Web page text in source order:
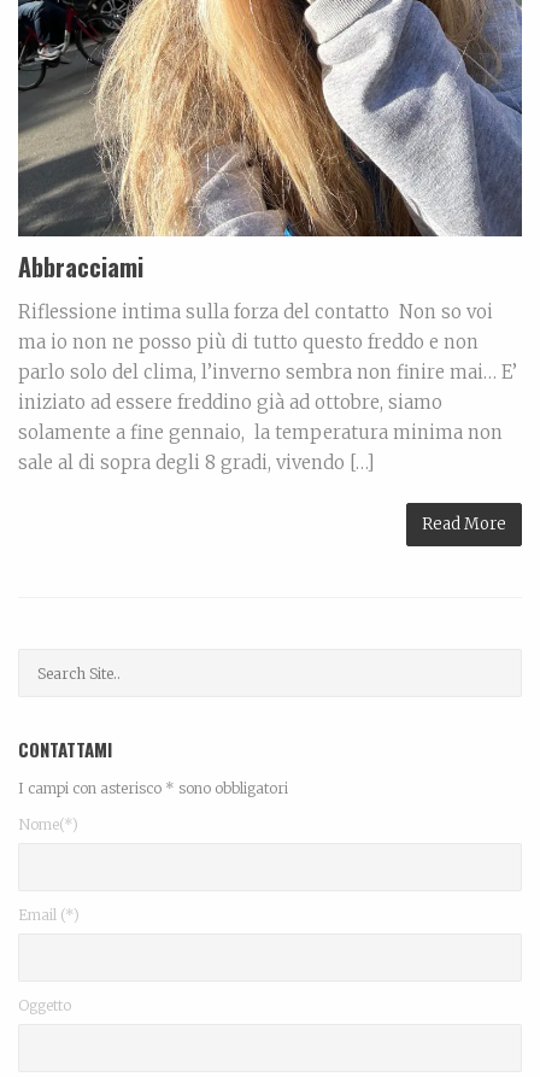
Abbracciami
Riflessione intima sulla forza del contatto Non so voi
ma io non ne posso più di tutto questo freddo e non
parlo solo del clima, l’inverno sembra non finire mai… E’
iniziato ad essere freddino già ad ottobre, siamo
solamente a fine gennaio, la temperatura minima non
sale al di sopra degli 8 gradi, vivendo […]
Read More
CONTATTAMI
I campi con asterisco * sono obbligatori
Nome(*)
Email (*)
Oggetto